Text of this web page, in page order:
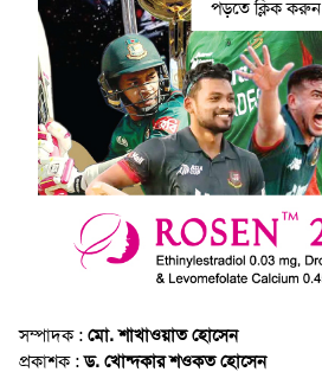
পড়তে ক্লিক করুন
সম্পাদক : মো. শাখাওয়াত হোসেন
প্রকাশক :ড. খোন্দকার শওকত হোসেন